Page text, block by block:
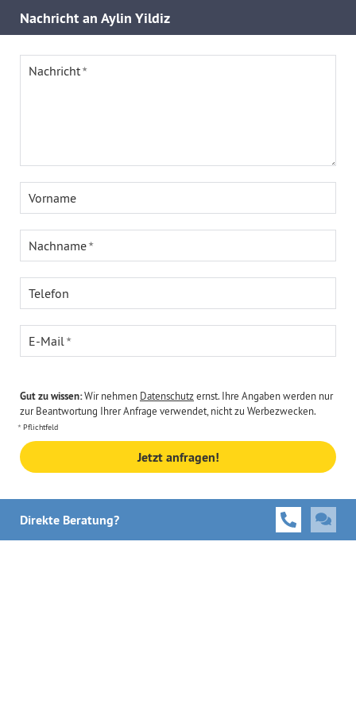
Nachricht an Aylin Yildiz
Nachricht
Vorname
Nachname
Telefon
E-Mail
Gut zu wissen:Wir nehmen Datenschutzernst. Ihre Angaben werden nur
zur Beantwortung Ihrer Anfrage verwendet, nicht zu Werbezwecken.
Pflichtfeld
Jetzt anfragen!
Direkte Beratung?